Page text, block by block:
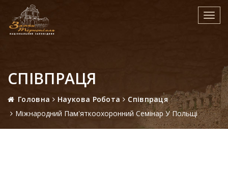
СПІВПРАЦЯ
Головна Наукова Робота
Співпраця
Міжнародний Пам'яткоохоронний Семінар У Польщі